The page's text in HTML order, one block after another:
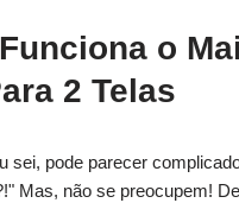
o
2 Telas
sei, pode parecer
Mas, não se preocupem!